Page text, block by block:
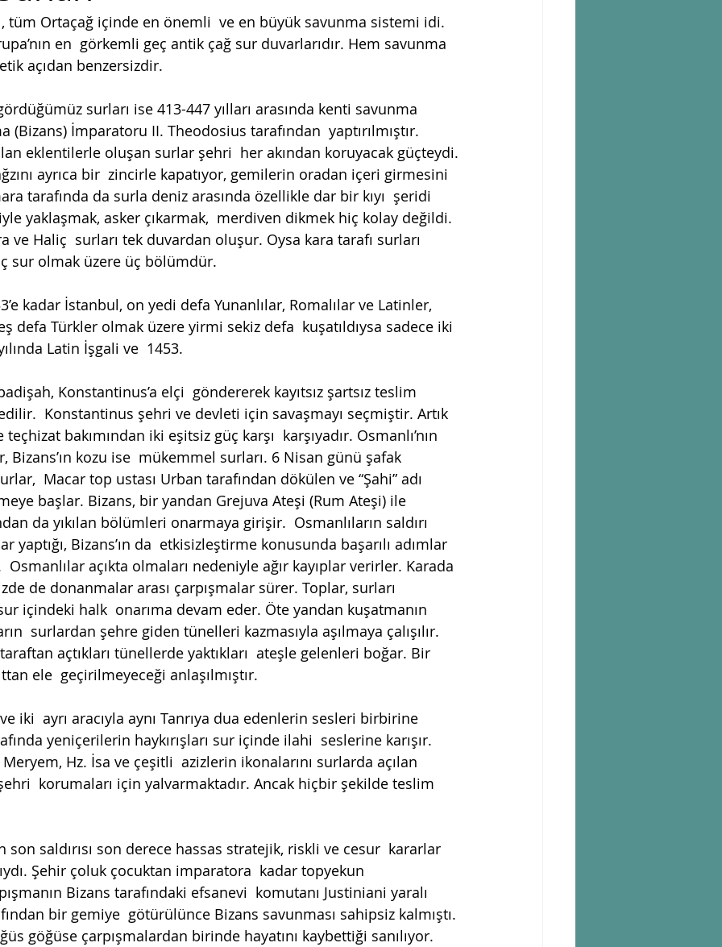
tüm Ortaçağ içinde en önemli  ve en büyük savunma sistemi idi.
en  görkemli geç antik çağ sur duvarlarıdır. Hem savunma
açıdan benzersizdir.
surları ise 413-447 yılları arasında kenti savunma
(Bizans) İmparatoru II. Theodosius tarafından  yaptırılmıştır.
eklentilerle oluşan surlar şehri  her akından koruyacak güçteydi.
ayrıca bir  zincirle kapatıyor, gemilerin oradan içeri girmesini
tarafında da surla deniz arasında özellikle dar bir kıyı  şeridi
yaklaşmak, asker çıkarmak,  merdiven dikmek hiç kolay değildi.
ve Haliç  surları tek duvardan oluşur. Oysa kara tarafı surları
sur olmak üzere üç bölümdür.
kadar İstanbul, on yedi defa Yunanlılar, Romalılar ve Latinler,
defa Türkler olmak üzere yirmi sekiz defa  kuşatıldıysa sadece iki
Latin İşgali ve  1453.
Konstantinus’a elçi  göndererek kayıtsız şartsız teslim
Konstantinus şehri ve devleti için savaşmayı seçmiştir. Artık
bakımından iki eşitsiz güç karşı  karşıyadır. Osmanlı’nın
Bizans’ın kozu ise  mükemmel surları. 6 Nisan günü şafak
Macar top ustası Urban tarafından dökülen ve “Şahi” adı
başlar. Bizans, bir yandan Grejuva Ateşi (Rum Ateşi) ile
da yıkılan bölümleri onarmaya girişir.  Osmanlıların saldırı
yaptığı, Bizans’ın da  etkisizleştirme konusunda başarılı adımlar
Osmanlılar açıkta olmaları nedeniyle ağır kayıplar verirler. Karada
de donanmalar arası çarpışmalar sürer. Toplar, surları
içindeki halk  onarıma devam eder. Öte yandan kuşatmanın
surlardan şehre giden tünelleri kazmasıyla aşılmaya çalışılır.
açtıkları tünellerde yaktıkları  ateşle gelenleri boğar. Bir
ele  geçirilmeyeceği anlaşılmıştır.
iki  ayrı aracıyla aynı Tanrıya dua edenlerin sesleri birbirine
yeniçerilerin haykırışları sur içinde ilahi  seslerine karışır.
Hz. İsa ve çeşitli  azizlerin ikonalarını surlarda açılan
korumaları için yalvarmaktadır. Ancak hiçbir şekilde teslim
son saldırısı son derece hassas stratejik, riskli ve cesur  kararlar
Şehir çoluk çocuktan imparatora  kadar topyekun
Bizans tarafındaki efsanevi  komutanı Justiniani yaralı
bir gemiye  götürülünce Bizans savunması sahipsiz kalmıştı.
göğüse çarpışmalardan birinde hayatını kaybettiği sanılıyor.